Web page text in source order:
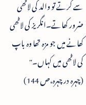
سے کرتے تو والد کی لاٹھی
ضرور کھاتے۔انگریز کی لاٹھی
کھانے میں جو مزہ تھا وہ باپ
کی لاٹھی میں کہاں۔"
(چہرہ در چہرہ،ص 144)